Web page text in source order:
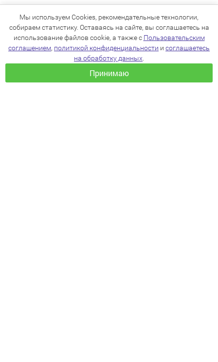
Мы используем Cookies, рекомендательные технологии,
собираем статистику. Оставаясь на сайте, вы соглашаетесь на
использование файлов cookie, а также с Пользовательским
соглашением, политикой конфиденциальности и соглашаетесь
на обработку данных
Принимаю